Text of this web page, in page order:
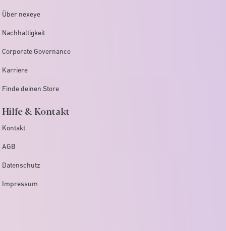
Über nexeye
Nachhaltigkeit
Corporate Governance
Karriere
Finde deinen Store
Hilfe & Kontakt
Kontakt
AGB
Datenschutz
Impressum